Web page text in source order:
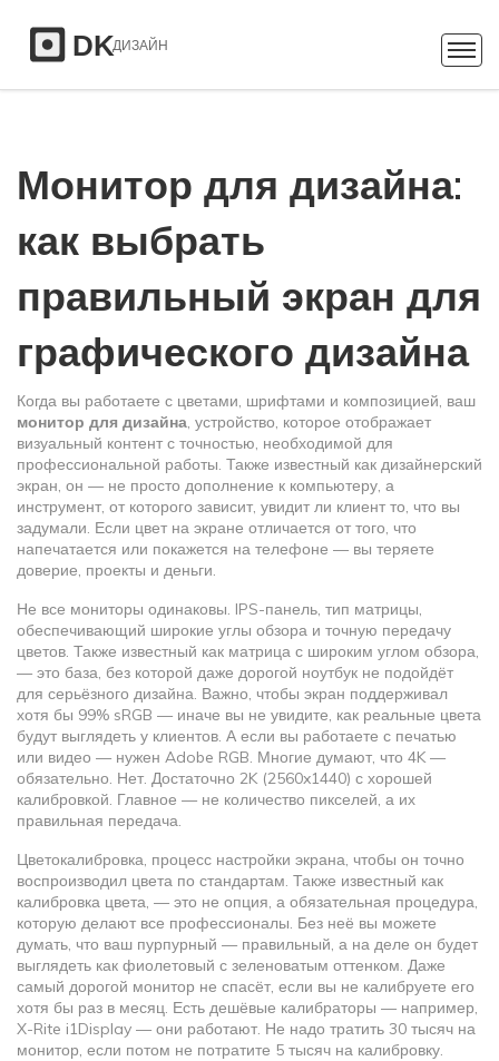
Монитор для дизайна:
как выбрать
правильный экран для
графического дизайна
Когда вы работаете с цветами, шрифтами и композицией, ваш
монитор для дизайна, устройство, которое отображает
визуальный контент с точностью, необходимой для
профессиональной работы. Также известный как дизайнерский
экран, он — не просто дополнение к компьютеру, а
инструмент, от которого зависит, увидит ли клиент то, что вы
задумали. Если цвет на экране отличается от того, что
напечатается или покажется на телефоне — вы теряете
доверие, проекты и деньги.
Не все мониторы одинаковы. IPS-панель, тип матрицы,
обеспечивающий широкие углы обзора и точную передачу
цветов. Также известный как матрица с широким углом обзора,
— это база, без которой даже дорогой ноутбук не подойдёт
для серьёзного дизайна. Важно, чтобы экран поддерживал
хотя бы 99% sRGB — иначе вы не увидите, как реальные цвета
будут выглядеть у клиентов. А если вы работаете с печатью
или видео — нужен Adobe RGB. Многие думают, что 4K —
обязательно. Нет. Достаточно 2K (2560x1440) с хорошей
калибровкой. Главное — не количество пикселей, а их
правильная передача.
Цветокалибровка, процесс настройки экрана, чтобы он точно
воспроизводил цвета по стандартам. Также известный как
калибровка цвета, — это не опция, а обязательная процедура,
которую делают все профессионалы. Без неё вы можете
думать, что ваш пурпурный — правильный, а на деле он будет
выглядеть как фиолетовый с зеленоватым оттенком. Даже
самый дорогой монитор не спасёт, если вы не калибруете его
хотя бы раз в месяц. Есть дешёвые калибраторы — например,
X-Rite i1Display — они работают. Не надо тратить 30 тысяч на
монитор, если потом не потратите 5 тысяч на калибровку.